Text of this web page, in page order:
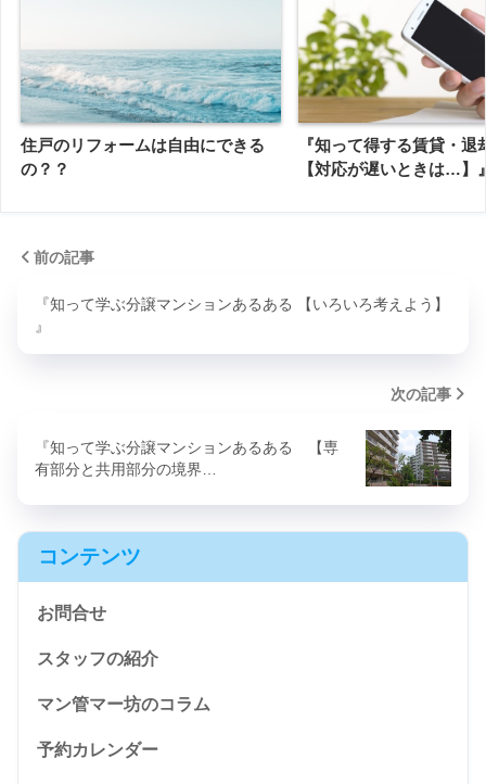
住戸のリフォームは自由にできる
の？？
『知って得する賃貸・退
【対応が遅いときは…】
前の記事
『知って学ぶ分譲マンションあるある 【いろいろ考えよう】
』
次の記事
『知って学ぶ分譲マンションあるある 【専
有部分と共用部分の境界…
コンテンツ
お問合せ
スタッフの紹介
マン管マー坊のコラム
予約カレンダー